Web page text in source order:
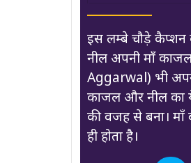
इस लम्बे चौड़े
नील अपनी माँ
Aggarwal) भी
काजल और नील का
की वजह से बना।
ही होता है।